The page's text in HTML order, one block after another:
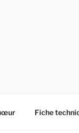
Fiche